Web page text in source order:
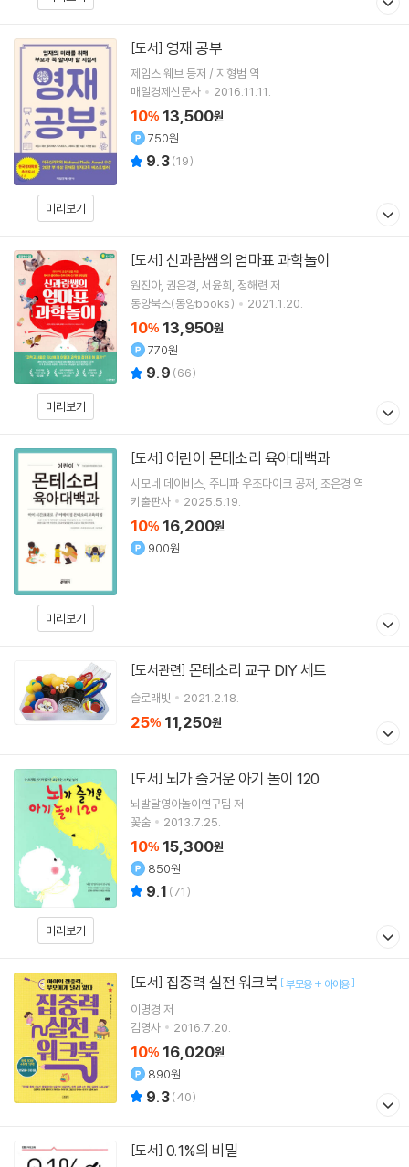
미리보기
[도서] 영재 공부
제임스 웨브 등저 / 지형범 역
매일경제신문사
2016.11.11.
10% 13,500원
750원
9.3(19)
미리보기
[도서] 신과람쌤의 엄마표 과학놀이
원진아 권은경 서윤희 정해련 저
동양북스(동양books)
2021.1.20.
10% 13,950원
770원
9.9 (66)
미리보기
[도서] 어린이 몬테소리 육아대백과
시모네 데이비스 주니파 우조다이크 공저 조은경 역
키출판사
2025.5.19.
10% 16,200원
900원
[도서관련] 몬테소리 교구 DIY 세트
슬로래빗 2021.2.18.
25% 11,250원
미리보기
[도서] 뇌가 즐거운 아기 놀이 120
뇌발달영아놀이연구팀 저
꽃숨
2013.7.25.
10% 15,300원
850원
9.1 (71)
[도서] 집중력 실전 워크북 [부모용 + 아이용]
이명경 저
김영사
2016.7.20.
10% 16,020원
890원
9.3(40)
[도서] 0.1%의 비밀